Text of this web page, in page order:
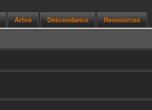
Arbre Descendance Ressources